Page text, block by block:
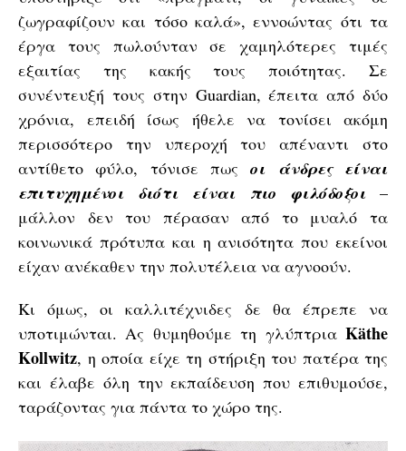
ζωγραφίζουν και τόσο καλά», εννοώντας ότι τα
έργα τους πωλούνταν σε χαμηλότερες τιμές
εξαιτίας της κακής τους ποιότητας. Σε
συνέντευξή τους στην Guardian, έπειτα από δύο
χρόνια, επειδή ίσως ήθελε να τονίσει ακόμη
περισσότερο την υπεροχή του απέναντι στο
αντίθετο φύλο, τόνισε πωςοι άνδρες είναι
επιτυχημένοι διότι είναι πιο φιλόδοξοι –
μάλλον δεν του πέρασαν από το μυαλό τα
κοινωνικά πρότυπα και η ανισότητα που εκείνοι
είχαν ανέκαθεν την πολυτέλεια να αγνοούν.
Κι όμως, οι καλλιτέχνιδες δε θα έπρεπε να
υποτιμώνται. Ας θυμηθούμε τη γλύπτρια Käthe
Kollwitz, η οποία είχε τη στήριξη του πατέρα της
και έλαβε όλη την εκπαίδευση που επιθυμούσε,
ταράζοντας για πάντα το χώρο της.